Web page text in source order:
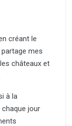
créant le
partage mes
châteaux et
à la
jour